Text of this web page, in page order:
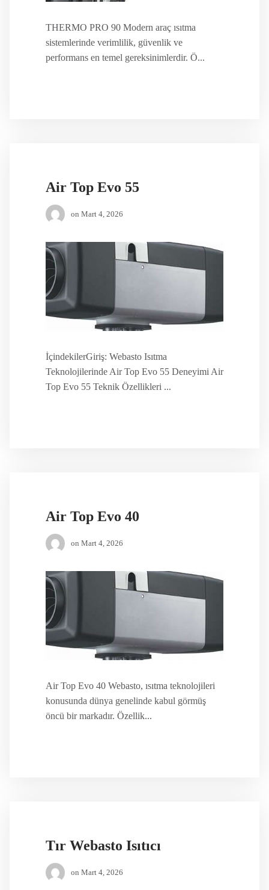
THERMO PRO 90 Modern araç ısıtma
sistemlerinde verimlilik, güvenlik ve
performans en temel gereksinimlerdir. Ö...
Air Top Evo 55
on Mart 4, 2026
İçindekilerGiriş: Webasto Isıtma
Teknolojilerinde Air Top Evo 55 Deneyimi Air
Top Evo 55 Teknik Özellikleri ...
Air Top Evo 40
on Mart 4, 2026
Air Top Evo 40 Webasto, ısıtma teknolojileri
konusunda dünya genelinde kabul görmüş
öncü bir markadır. Özellik...
Tır Webasto Isıtıcı
on Mart 4, 2026